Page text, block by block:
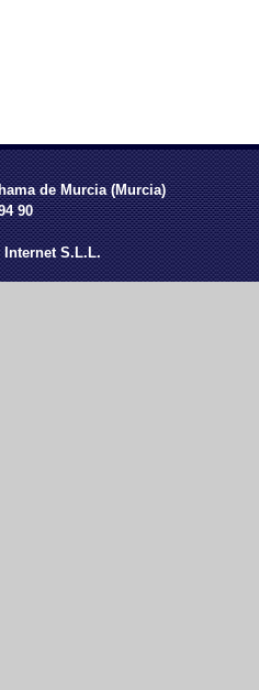
de Murcia (Murcia)
90
Internet S.L.L.